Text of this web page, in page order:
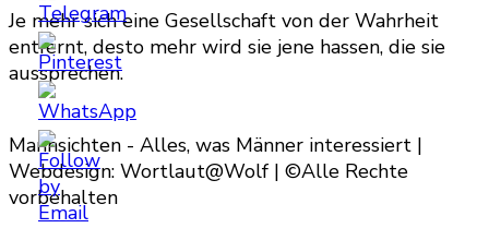
Je mehr sich eine Gesellschaft von der Wahrheit
entfernt, desto mehr wird sie jene hassen, die sie
aussprechen.
Mannsichten - Alles, was Männer interessiert |
Webdesign: Wortlaut@Wolf | ©Alle Rechte
vorbehalten